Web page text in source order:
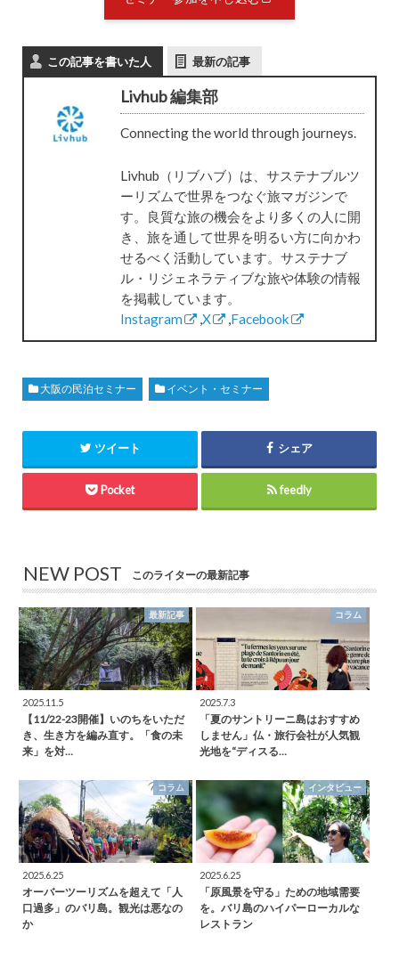
この記事を書いた人 最新の記事
Livhub 編集部
Connecting the world through journeys.
Livhub（リブハブ）は、サステナブルツ
ーリズムで世界をつなぐ旅マガジンで
す。良質な旅の機会をより多くの人に開
き、旅を通して世界を明るい方に向かわ
せるべく活動しています。サステナブ
ル・リジェネラティブな旅や体験の情報
を掲載しています。
Instagram
,X ,Facebook
大阪の民泊セミナー イベント・セミナー
ツイート シェア
Pocket feedly
NEW POST このライターの最新記事
最新記事
2025.11.5
【11/22-23開催】いのちをいただ
き、生き方を編み直す。「食の未
来」を対…
コラム
2025.7.3
「夏のサントリーニ島はおすすめ
しません」仏・旅行会社が人気観
光地を“ディスる…
コラム
2025.6.25
オーバーツーリズムを超えて「人
口過多」のバリ島。観光は悪なの
か
インタビュー
2025.6.25
「原風景を守る」ための地域需要
を。バリ島のハイパーローカルな
レストラン